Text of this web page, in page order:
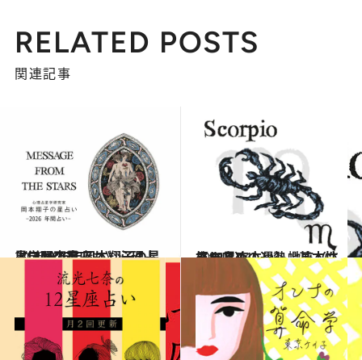
RELATED POSTS
関連記事
2026.1.12
《ほかの星座も》心理占星学研究家 岡本翔子の星占い2026年
占い 2021.12.1
【12星座占い】蠍座（さそり座）の運勢、基本性格まとめ
占い